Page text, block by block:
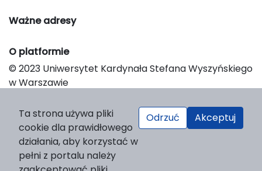
Ważne adresy
O platformie
© 2023 Uniwersytet Kardynała Stefana Wyszyńskiego
w Warszawie
Platform & Workflow by OJS/PKP
Ta strona używa pliki
cookie dla prawidłowego
działania, aby korzystać w
pełni z portalu należy
Odrzuć Akceptuj